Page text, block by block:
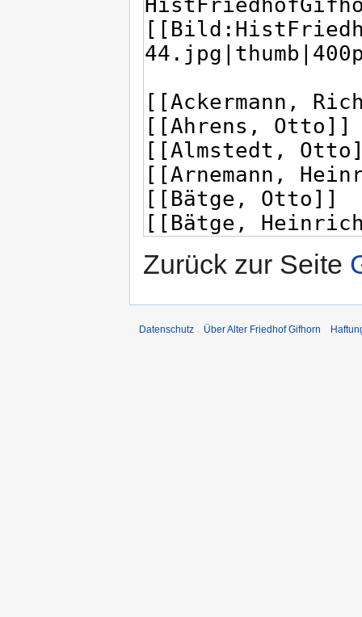
Zurück zur Seite
Datenschutz Über Alter Friedhof Gifhorn